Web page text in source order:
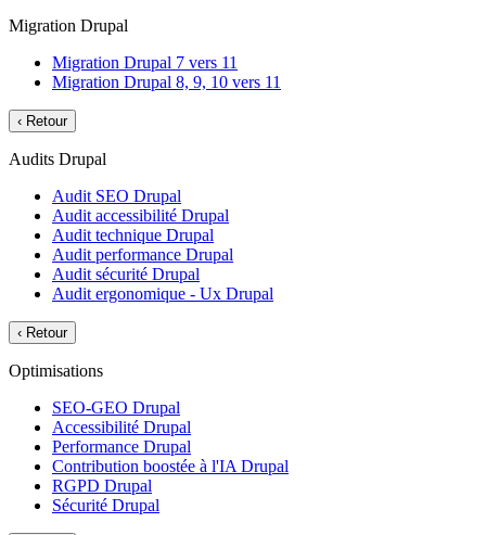
Migration Drupal
Migration Drupal 7 vers 11
Migration Drupal 8, 9, 10 vers 11
‹ Retour
Audits Drupal
Audit SEO Drupal
Audit accessibilité Drupal
Audit technique Drupal
Audit performance Drupal
Audit sécurité Drupal
Audit ergonomique - Ux Drupal
‹ Retour
Optimisations
SEO-GEO Drupal
Accessibilité Drupal
Performance Drupal
Contribution boostée à l'IA Drupal
RGPD Drupal
Sécurité Drupal